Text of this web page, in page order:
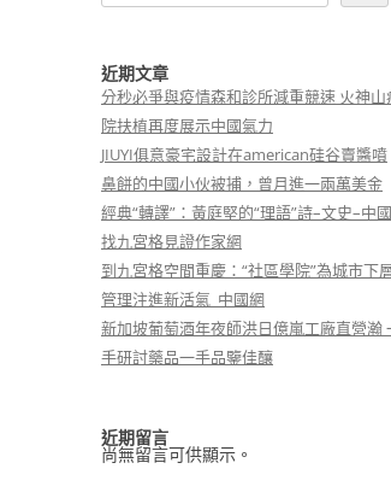
近期文章
分秒必爭與疫情森和診所減重競速 火神山
院扶植再度展示中國氣力
JIUYI俱意豪宅設計在american硅谷賣醬噴
鼻餅的中國小伙被捕，曾月進一兩萬美金
經典“轉譯”：黃庭堅的“理語”詩–文史–中國
找九宮格見證作家網
到九宮格空間重慶：“社區學院”為城市下
管理注進新活氣_中國網
新加坡葡萄酒年夜師洪日億嵐工廠直營瀚
手研討藥品一手品鑒佳釀
近期留言
尚無留言可供顯示。